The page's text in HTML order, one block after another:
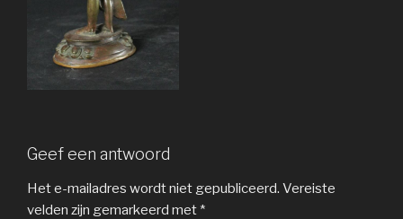
Geef een antwoord
Het e-mailadres wordt niet gepubliceerd. Vereiste
velden zijn gemarkeerd met *